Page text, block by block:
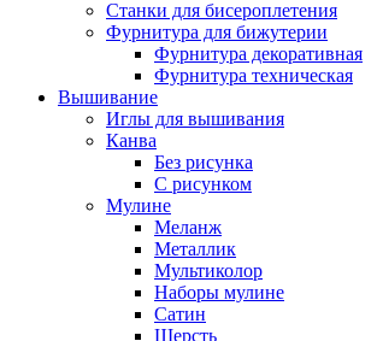
Станки для бисероплетения
Фурнитура для бижутерии
Фурнитура декоративная
Фурнитура техническая
Вышивание
Иглы для вышивания
Канва
Без рисунка
С рисунком
Мулине
Меланж
Металлик
Мультиколор
Наборы мулине
Сатин
Шерсть